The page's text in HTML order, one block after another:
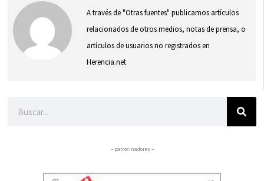
A través de "Otras fuentes" publicamos artículos
relacionados de otros medios, notas de prensa, o
artículos de usuarios no registrados en
Herencia.net
– patrocinadores –